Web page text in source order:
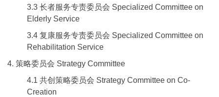
3.3 长者服务专责委员会 Specialized Committee on
Elderly Service
3.4 复康服务专责委员会 Specialized Committee on
Rehabilitation Service
4. 策略委员会 Strategy Committee
4.1 共创策略委员会 Strategy Committee on Co-
Creation